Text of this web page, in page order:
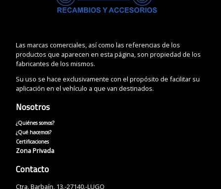
Las marcas comerciales, así como las referencias de los
productos que aparecen en esta página, son propiedad de los
fabricantes de los mismos.
Su uso se hace exclusivamente con el propósito de facilitar su
aplicación en el vehículo a que van destinados.
Nosotros
¿Quiénes somos?
¿Qué hacemos?
Certificaciones
Zona Privada
Contacto
Ctra. Barbaín, 13.-27140.-LUGO